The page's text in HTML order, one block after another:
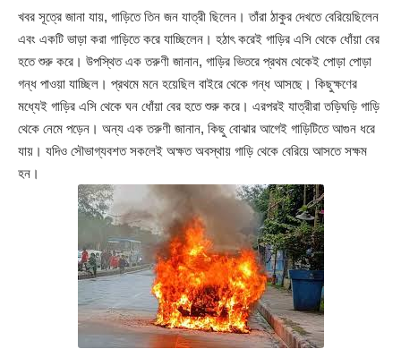
খবর সূত্রে জানা যায়, গাড়িতে তিন জন যাত্রী ছিলেন। তাঁরা ঠাকুর দেখতে বেরিয়েছিলেন
এবং একটি ভাড়া করা গাড়িতে করে যাচ্ছিলেন। হঠাৎ করেই গাড়ির এসি থেকে ধোঁয়া বের
হতে শুরু করে। উপস্থিত এক তরুণী জানান, গাড়ির ভিতরে প্রথম থেকেই পোড়া পোড়া
গন্ধ পাওয়া যাচ্ছিল। প্রথমে মনে হয়েছিল বাইরে থেকে গন্ধ আসছে। কিছুক্ষণের
মধ্যেই গাড়ির এসি থেকে ঘন ধোঁয়া বের হতে শুরু করে। এরপরই যাত্রীরা তড়িঘড়ি গাড়ি
থেকে নেমে পড়েন। অন্য এক তরুণী জানান, কিছু বোঝার আগেই গাড়িটিতে আগুন ধরে
যায়। যদিও সৌভাগ্যবশত সকলেই অক্ষত অবস্থায় গাড়ি থেকে বেরিয়ে আসতে সক্ষম
হন।